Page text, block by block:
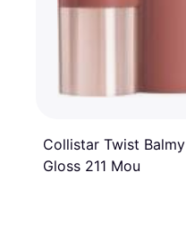
Collistar Twist Balmy
Gloss 211 Mou